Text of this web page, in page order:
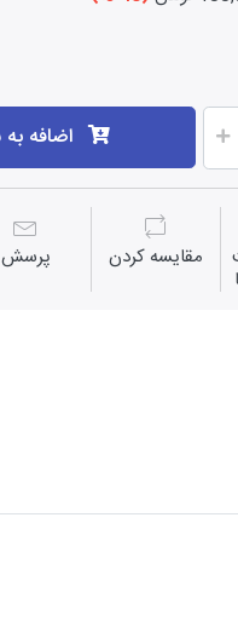
اضافه
مقايسه كردن پرسش